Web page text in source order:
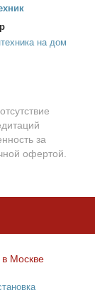
на дом
за
офертой.
в Москве